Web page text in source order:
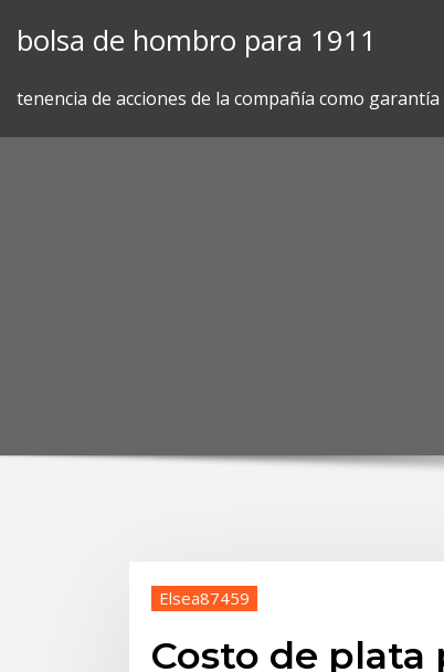
bolsa de hombro para 1911
tenencia de acciones de la compañía como garantía
Elsea87459
Costo de